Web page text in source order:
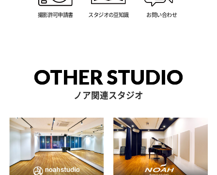
撮影許可申請書 スタジオの豆知識 お問い合わせ
OTHER STUDIO
ノア関連スタジオ